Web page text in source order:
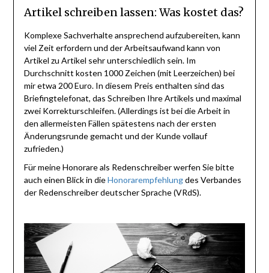
Artikel schreiben lassen: Was kostet das?
Komplexe Sachverhalte ansprechend aufzubereiten, kann
viel Zeit erfordern und der Arbeitsaufwand kann von
Artikel zu Artikel sehr unterschiedlich sein. Im
Durchschnitt kosten 1000 Zeichen (mit Leerzeichen) bei
mir etwa 200 Euro. In diesem Preis enthalten sind das
Briefingtelefonat, das Schreiben Ihre Artikels und maximal
zwei Korrekturschleifen. (Allerdings ist bei die Arbeit in
den allermeisten Fällen spätestens nach der ersten
Änderungsrunde gemacht und der Kunde vollauf
zufrieden.)
Für meine Honorare als Redenschreiber werfen Sie bitte
auch einen Blick in dieHonorarempfehlungdes Verbandes
der Redenschreiber deutscher Sprache (VRdS).